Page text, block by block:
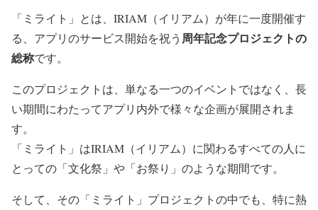
「ミライト」とは、IRIAM（イリアム）が年に一度開催す
る、アプリのサービス開始を祝う 周年記念プロジェクトの
総称です。
このプロジェクトは、単なる一つのイベントではなく、長
い期間にわたってアプリ内外で様々な企画が展開されま
す。
「ミライト」はIRIAM（イリアム）に関わるすべての人に
とっての「文化祭」や「お祭り」のような期間です。
そして、その「ミライト」プロジェクトの中でも、特に熱